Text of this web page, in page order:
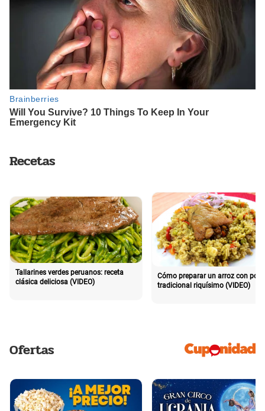
Recetas
Tallarines verdes peruanos: receta
clásica deliciosa (VIDEO)
Cómo preparar un arroz con pollo
tradicional riquísimo (VIDEO)
Ofertas